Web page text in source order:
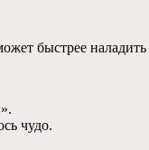
быстрее наладить
чудо.